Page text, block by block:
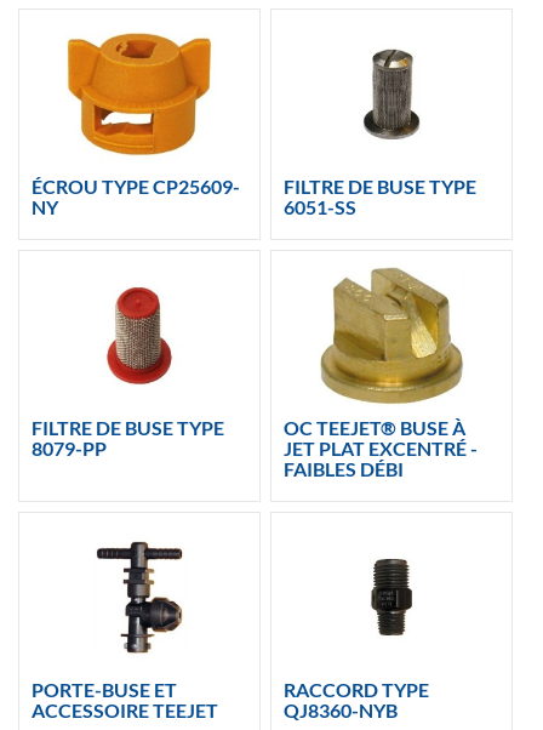
ÉCROU TYPE CP25609-
NY
FILTRE DE BUSE TYPE
6051-SS
FILTRE DE BUSE TYPE
8079-PP
OC TEEJET® BUSE À
JET PLAT EXCENTRÉ -
FAIBLES DÉBI
PORTE-BUSE ET
ACCESSOIRE TEEJET
RACCORD TYPE
QJ8360-NYB